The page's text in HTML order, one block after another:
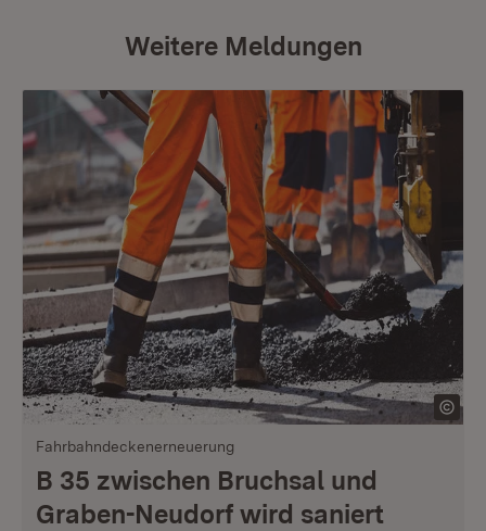
Weitere Meldungen
Fahrbahndeckenerneuerung
B 35 zwischen Bruchsal und
Graben-Neudorf wird saniert